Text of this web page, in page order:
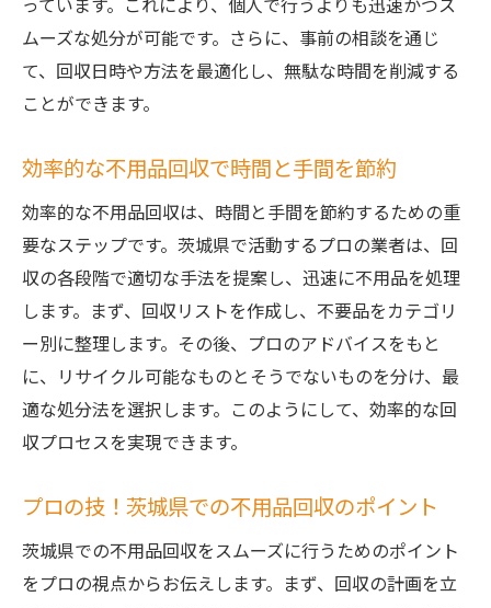
ムーズな処分が可能です。さらに、事前の相談を通じ
て、回収日時や方法を最適化し、無駄な時間を削減する
ことができます。
効率的な不用品回収で時間と手間を節約
効率的な不用品回収は、時間と手間を節約するための重
要なステップです。茨城県で活動するプロの業者は、回
収の各段階で適切な手法を提案し、迅速に不用品を処理
します。まず、回収リストを作成し、不要品をカテゴリ
ー別に整理します。その後、プロのアドバイスをもと
に、リサイクル可能なものとそうでないものを分け、最
適な処分法を選択します。このようにして、効率的な回
収プロセスを実現できます。
プロの技！茨城県での不用品回収のポイント
茨城県での不用品回収をスムーズに行うためのポイント
をプロの視点からお伝えします。まず、回収の計画を立